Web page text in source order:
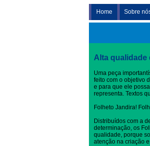
Home Sobre
Alta qualidade
Uma peça
feito com o objetivo
e para que ele
representa. Textos
Folheto Jandira!
Distribuídos com a
determinação, os
qualidade, porque
atenção na criação